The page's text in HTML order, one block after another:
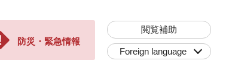
防災・緊急情報
閲覧補助
Foreign language